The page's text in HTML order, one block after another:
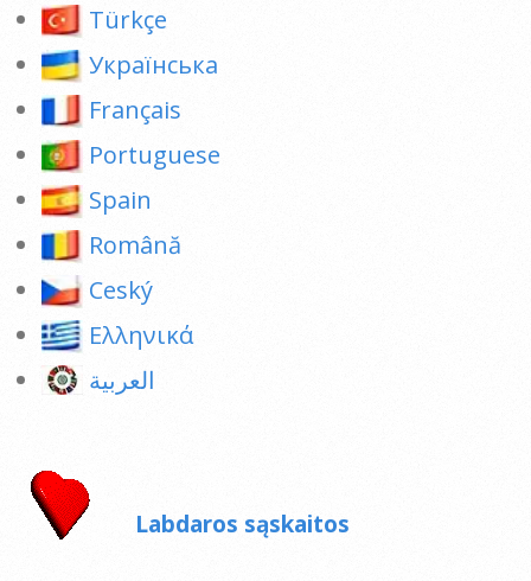
Türkçe
Українська
Français
Portuguese
Spain
Română
Ceský
Ελληνικά
العربية
Labdaros sąskaitos